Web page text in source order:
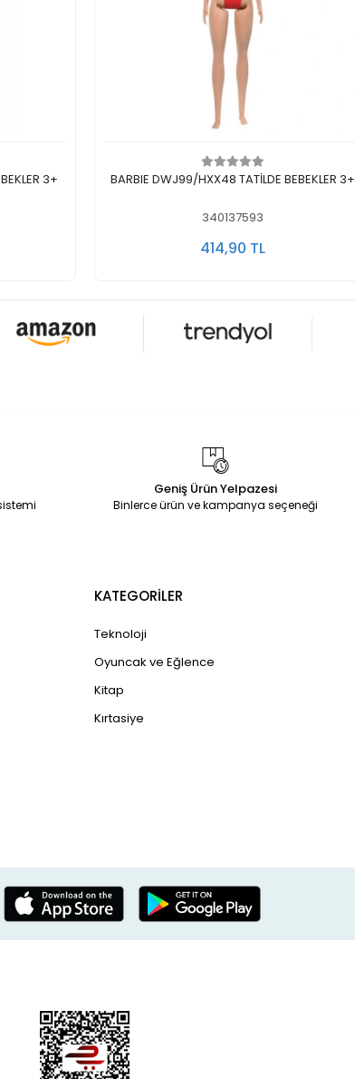
3+ Sepete Ekle
BARBIE DWJ99/HXX48 TATİLDE BEBEKLER 3+
340137593
414,90 TL
Geniş Ürün Yelpazesi
Binlerce ürün ve kampanya seçeneği
KATEGORİLER
Teknoloji
Oyuncak ve Eğlence
Kitap
Kırtasiye